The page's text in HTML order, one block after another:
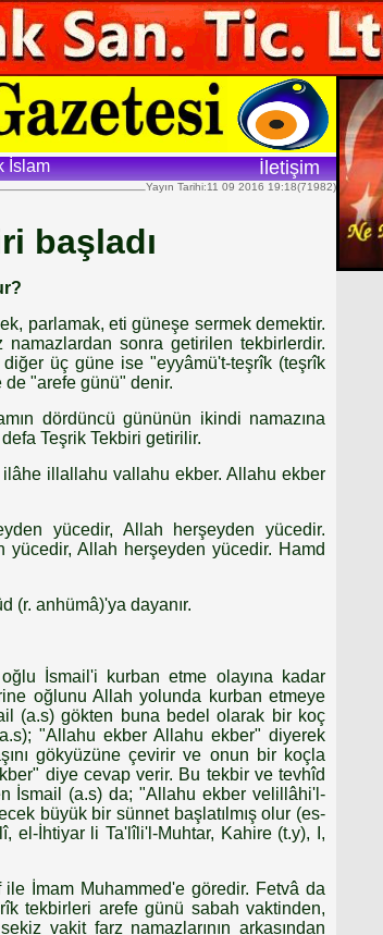
İslam İletişim
Yayın Tarihi:11 09 2016 19:18(71982)
başladı
parlamak, eti güneşe sermek demektir.
namazlardan sonra getirilen tekbirlerdir.
üç güne ise "eyyâmü't-teşrîk (teşrîk
"arefe günü" denir.
dördüncü gününün ikindi namazına
Teşrik Tekbiri getirilir.
illallahu vallahu ekber. Allahu ekber
yücedir, Allah herşeyden yücedir.
Allah herşeyden yücedir. Hamd
(r. anhümâ)'ya dayanır.
İsmail'i kurban etme olayına kadar
oğlunu Allah yolunda kurban etmeye
(a.s) gökten buna bedel olarak bir koç
"Allahu ekber Allahu ekber" diyerek
gökyüzüne çevirir ve onun bir koçla
diye cevap verir. Bu tekbir ve tevhîd
İsmail (a.s) da; "Allahu ekber velillâhi'l-
büyük bir sünnet başlatılmış olur (es-
el-İhtiyar li Ta'lîli'l-Muhtar, Kahire (t.y), I,
İmam Muhammed'e göredir. Fetvâ da
tekbirleri arefe günü sabah vaktinden,
vakit farz namazlarının arkasından